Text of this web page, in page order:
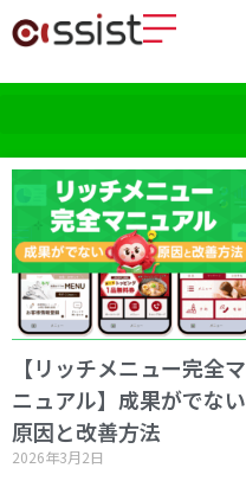
【リッチメニュー完全マ
ニュアル】成果がでない
原因と改善方法
2026年3月2日